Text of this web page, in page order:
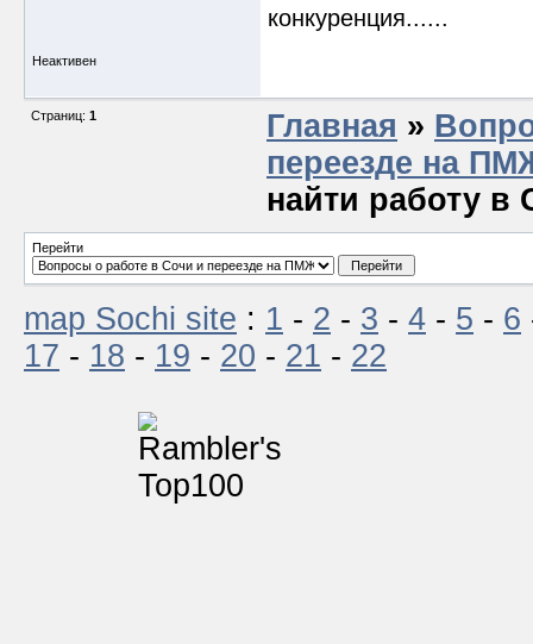
конкуренция......
Неактивен
Страниц: 1 Главная »
переезде на
найти работу в
Перейти
map Sochi site : 1 - 2 - 3 - 4 - 5 - 6
17 - 18 - 19 - 20 - 21 - 22